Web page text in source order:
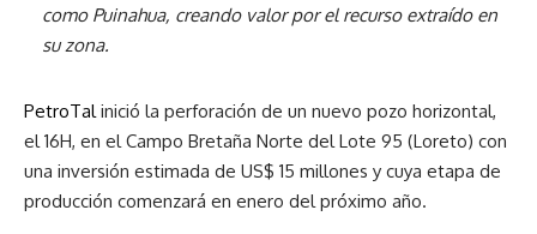
como Puinahua, creando valor por el recurso extraído en
su zona.
PetroTal inició la perforación de un nuevo pozo horizontal,
el 16H, en el Campo Bretaña Norte del Lote 95 (Loreto) con
una inversión estimada de US$ 15 millones y cuya etapa de
producción comenzará en enero del próximo año.